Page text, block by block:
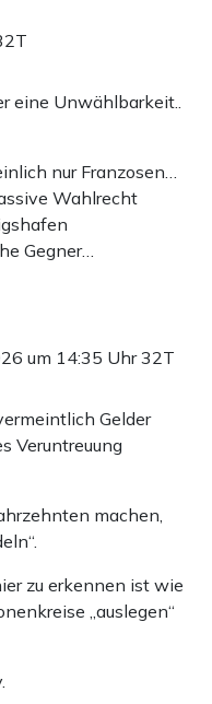
eine Unwählbarkeit..
nur Franzosen…
Wahlrecht
Gegner…
um 14:35 Uhr32T
Gelder
Veruntreuung
machen,
zu erkennen ist wie
„auslegen“